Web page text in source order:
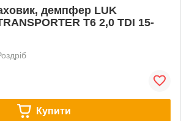
демпфер LUK
T6 2,0 TDI 15-
Купити